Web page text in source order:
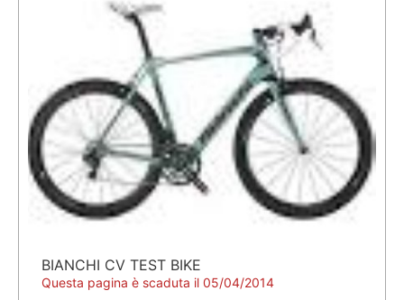
BIANCHI CV TEST BIKE
Questa pagina è scaduta il 05/04/2014